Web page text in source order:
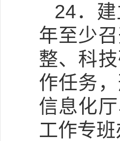
24．
年至少
整、科
作任务
信息化
工作专